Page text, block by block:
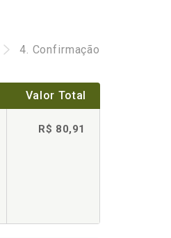
4. Confirmação
Valor Total
R$ 80,91